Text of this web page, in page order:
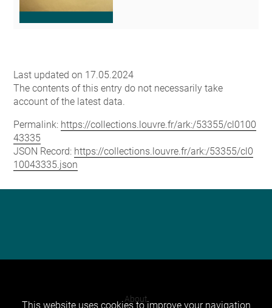
Last updated on 17.05.2024
The contents of this entry do not necessarily take
account of the latest data.
Permalink: https://collections.louvre.fr/ark:/53355/cl0100
43335
JSON Record: https://collections.louvre.fr/ark:/53355/cl0
10043335.json
About
This website uses cookies to improve your navigation